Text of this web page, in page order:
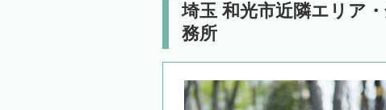
埼玉 和光市近隣エリア
務所